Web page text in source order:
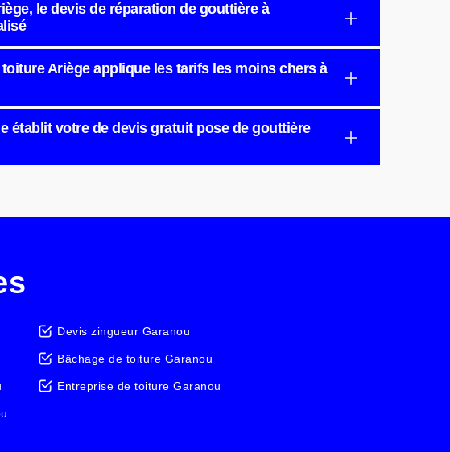
le devis de réparation de gouttière à
Ariège applique les tarifs les moins chers à
établit votre de devis gratuit pose de gouttière
Devis zingueur Garanou
Bâchage de toiture Garanou
Entreprise de toiture Garanou